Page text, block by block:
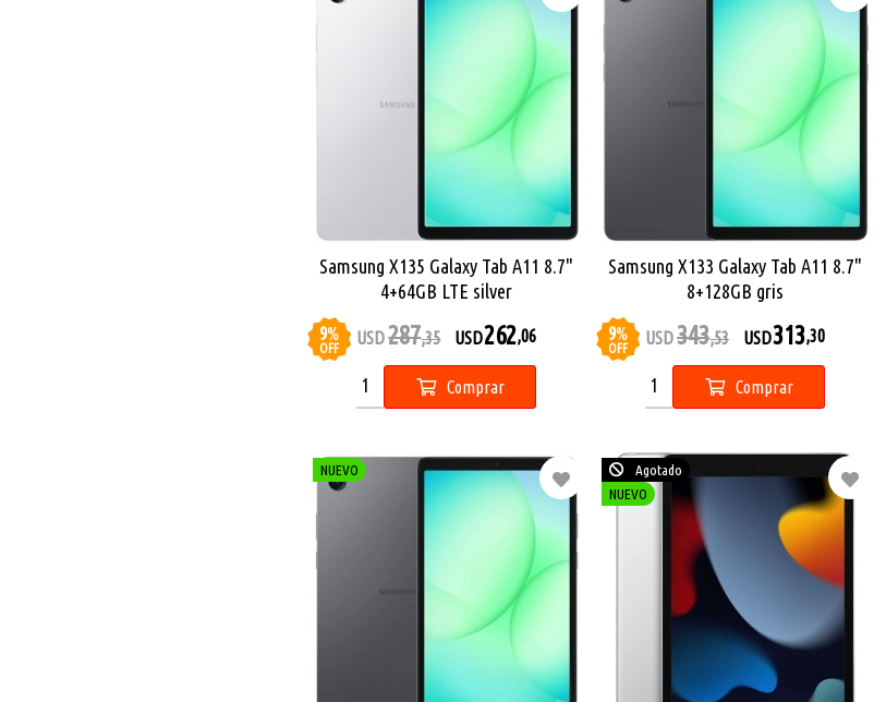
Samsung X135 Galaxy Tab A11 8.7"
4+64GB LTE silver
9%
OFF
USD287,35 USD262,06
Comprar
Samsung X133 Galaxy Tab A11 8.7"
8+128GB gris
9%
OFF
USD343,53 USD313,30
Comprar
NUEVO
Agotado
NUEVO